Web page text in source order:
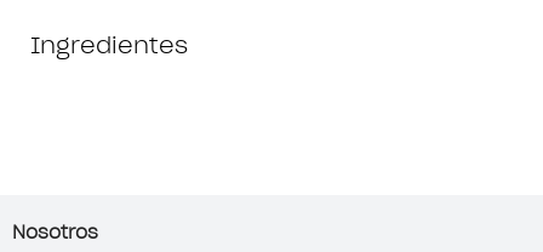
Ingredientes
Nosotros